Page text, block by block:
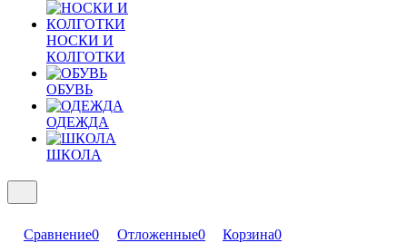
НОСКИ И
КОЛГОТКИ
ОБУВЬ
ОДЕЖДА
ШКОЛА
Сравнение0 Отложенные0 Корзина0